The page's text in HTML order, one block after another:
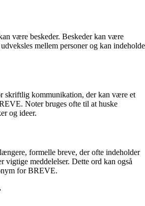
være beskeder. Beskeder kan være
mellem personer og kan indeholde
skriftlig kommunikation, der kan være et
Noter bruges ofte til at huske
og ideer.
formelle breve, der ofte indeholder
vigtige meddelelser. Dette ord kan også
for BREVE.